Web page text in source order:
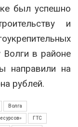
был успешно
и
Волги в районе
направили на
рублей.
Волга
ГТС